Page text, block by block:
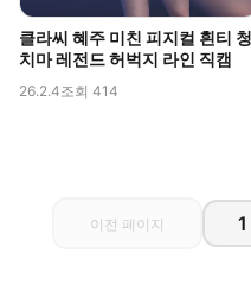
클라씨 혜주 미친 피지컬 흰티 청
치마 레전드 허벅지 라인 직캠
26.2.4조회 414
이전 페이지